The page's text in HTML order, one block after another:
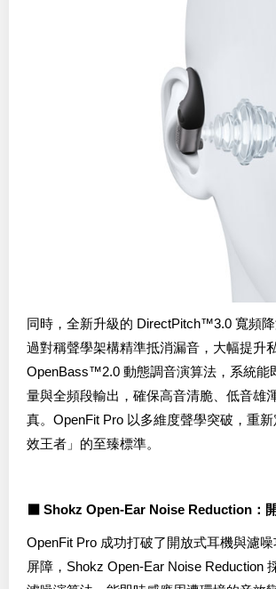
同時，全新升級的 DirectPitch™3.0 寬頻
過對稱聲學架構精準抵消漏音，大幅提升
OpenBass™2.0 動態調音演算法，系統能
量與全頻段輸出，確保高音清脆、低音雄
真。OpenFit Pro 以多維度聲學突破，重
效王者」的至臻標準。
⬛ Shokz Open-Ear Noise Reduction：
OpenFit Pro 成功打破了開放式耳機與濾
屏障，Shokz Open-Ear Noise Reduction